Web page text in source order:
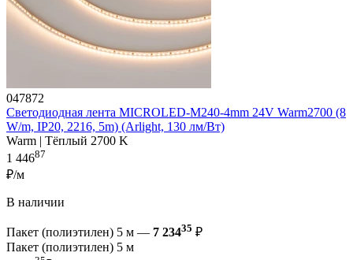
047872
Светодиодная лента MICROLED-M240-4mm 24V Warm2700 (8
W/m, IP20, 2216, 5m) (Arlight, 130 лм/Вт)
Warm | Тёплый 2700 K
1 44687
₽/м
В наличии
Пакет (полиэтилен) 5 м — 7 23435 ₽
Пакет (полиэтилен) 5 м